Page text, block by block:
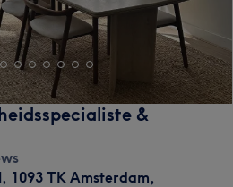
&
, 1093 TK Amsterdam,